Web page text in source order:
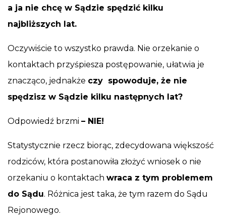
a ja nie chcę w Sądzie spędzić kilku
najbliższych lat.
Oczywiście to wszystko prawda. Nie orzekanie o
kontaktach przyśpiesza postępowanie, ułatwia je
znacząco, jednakże czy spowoduje, że nie
spędzisz w Sądzie kilku następnych lat?
Odpowiedź brzmi – NIE!
Statystycznie rzecz biorąc, zdecydowana większość
rodziców, która postanowiła złożyć wniosek o nie
orzekaniu o kontaktach wraca z tym problemem
do Sądu. Różnica jest taka, że tym razem do Sądu
Rejonowego.